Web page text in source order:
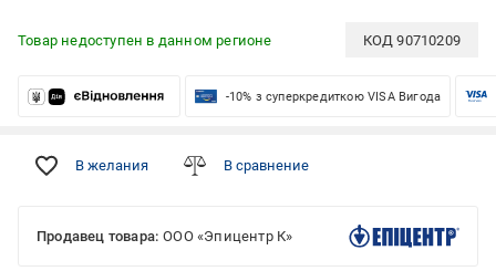
Товар недоступен в данном регионе КОД90710209
-10% з суперкредиткою VISA Вигода
В желания В сравнение
Продавец товара: ООО «Эпицентр К»